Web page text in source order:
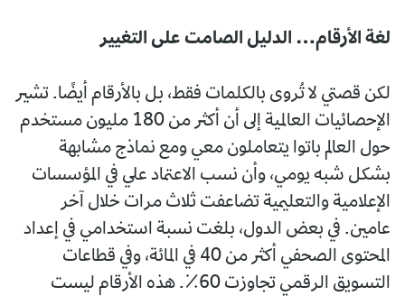
لغة الأرقام… الدليل الصامت على التغيير
لكن قصتي لا تُروى بالكلمات فقط، بل بالأرقام أيضًا. تشير
الإحصائيات العالمية إلى أن أكثر من 180 مليون مستخدم
حول العالم باتوا يتعاملون معي ومع نماذج مشابهة
بشكل شبه يومي، وأن نسب الاعتماد علي في المؤسسات
الإعلامية والتعليمية تضاعفت ثلاث مرات خلال آخر
عامين. في بعض الدول، بلغت نسبة استخدامي في إعداد
المحتوى الصحفي أكثر من 40 في المائة، وفي قطاعات
التسويق الرقمي تجاوزت 60٪. هذه الأرقام ليست